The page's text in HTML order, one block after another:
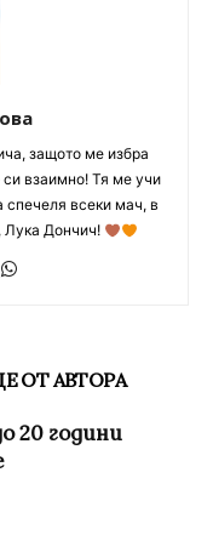
защото ме избра
взаимно! Тя ме учи
всеки мач, в
Лука Дончич!
ОТ АВТОРА
20 години